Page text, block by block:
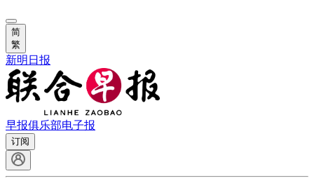
简
繁
新明日报
早报俱乐部电子报
订阅